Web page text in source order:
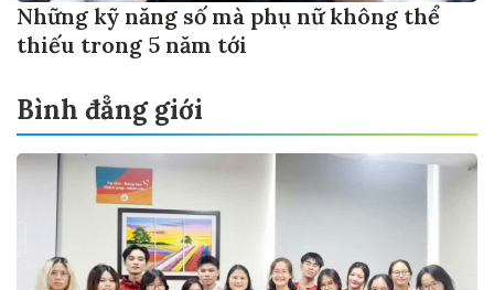
Những kỹ năng số mà phụ nữ không thể
thiếu trong 5 năm tới
Bình đẳng giới